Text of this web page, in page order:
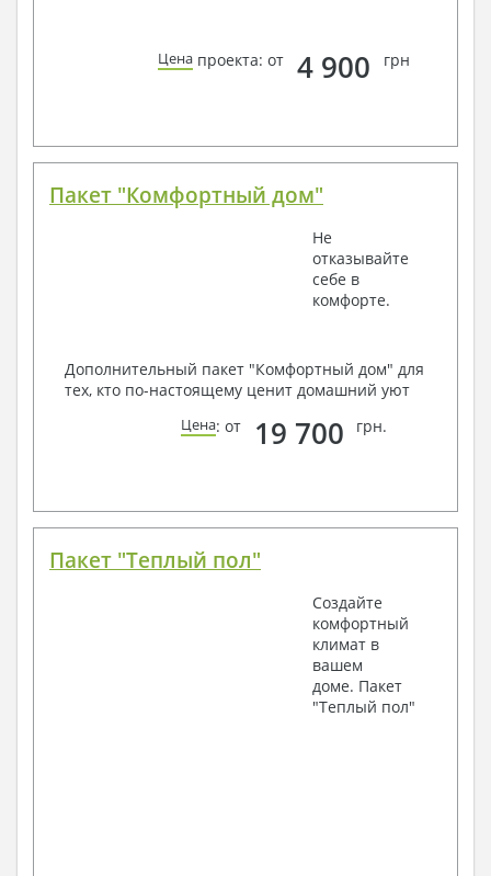
Цена проекта: от 4 900 грн
Пакет "Комфортный дом"
Не
отказывайте
себе в
комфорте.
Дополнительный пакет "Комфортный дом" для
тех, кто по-настоящему ценит домашний уют
Цена: от 19 700 грн.
Пакет "Теплый пол"
Создайте
комфортный
климат в
вашем
доме. Пакет
"Теплый пол"